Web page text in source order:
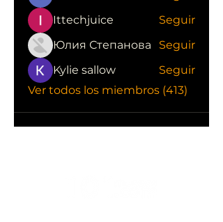
Ittechjuice
Seguir
Юлия Степанова
Seguir
Kylie sallow
Seguir
Ver todos los miembros (413)